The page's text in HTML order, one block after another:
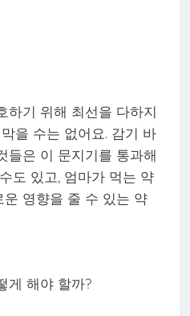
하기 위해 최선을 다하지
을 수는 없어요. 감기 바
들은 이 문지기를 통과해
도 있고, 엄마가 먹는 약
영향을 줄 수 있는 약
게 해야 할까?